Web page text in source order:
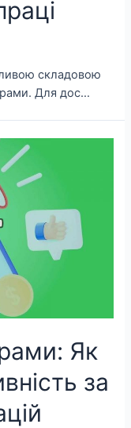
складовою
Для дос…
Як
за